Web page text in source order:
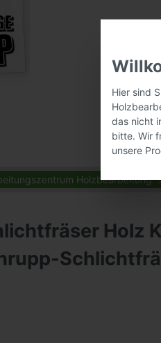
Holzbearbeitung
Holz
Hier sind
das nicht
bitte. Wir
unsere